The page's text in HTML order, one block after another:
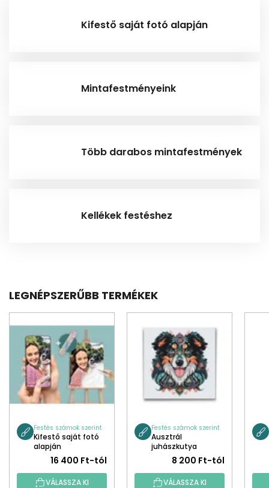
Kifestő saját fotó alapján
Mintafestményeink
Több darabos mintafestmények
Kellékek festéshez
LEGNÉPSZERŰBB TERMÉKEK
Festés számok szerint
Kifestő saját fotó
alapján
16 400 Ft-tól
VÁLASSZA KI
Festés számok szerint
Ausztrál
juhászkutya
mandala8 200 Ft-tól
VÁLASSZA KI